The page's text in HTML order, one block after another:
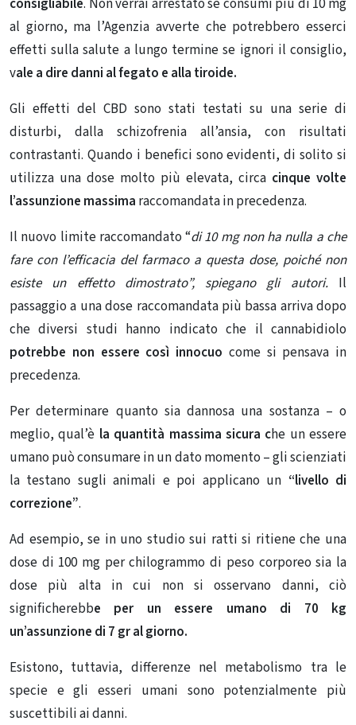
consigliabile. Non verrai arrestato se consumi più di 10 mg
al giorno, ma l’Agenzia avverte che potrebbero esserci
effetti sulla salute a lungo termine se ignori il consiglio,
vale a dire danni al fegato e alla tiroide.
Gli effetti del CBD sono stati testati su una serie di
disturbi, dalla schizofrenia all’ansia, con risultati
contrastanti. Quando i benefici sono evidenti, di solito si
utilizza una dose molto più elevata, circa cinque volte
l’assunzione massima raccomandata in precedenza.
Il nuovo limite raccomandato “di 10 mg non ha nulla a che
fare con l’efficacia del farmaco a questa dose, poiché non
esiste un effetto dimostrato”, spiegano gli autori.Il
passaggio a una dose raccomandata più bassa arriva dopo
che diversi studi hanno indicato che il cannabidiolo
potrebbe non essere così innocuo come si pensava in
precedenza.
Per determinare quanto sia dannosa una sostanza – o
meglio, qual’è la quantità massima sicura che un essere
umano può consumare in un dato momento – gli scienziati
la testano sugli animali e poi applicano un “livello di
correzione”.
Ad esempio, se in uno studio sui ratti si ritiene che una
dose di 100 mg per chilogrammo di peso corporeo sia la
dose più alta in cui non si osservano danni, ciò
significherebbe per un essere umano di 70 kg
un’assunzione di 7 gr al giorno.
Esistono, tuttavia, differenze nel metabolismo tra le
specie e gli esseri umani sono potenzialmente più
suscettibili ai danni.